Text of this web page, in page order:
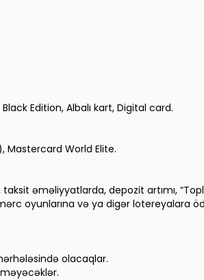
Edition, Albalı kart, Digital card.
Mastercard World Elite.
əməliyyatlarda, depozit artımı,
oyunlarına və ya digər lotereyalara
olacaqlar.